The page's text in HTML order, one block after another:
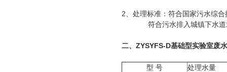
2、处理标准：符合国家污水综
符合污水排入城镇下水道水
二、ZYSYFS-D基础型实验室废
型 号 处理水量